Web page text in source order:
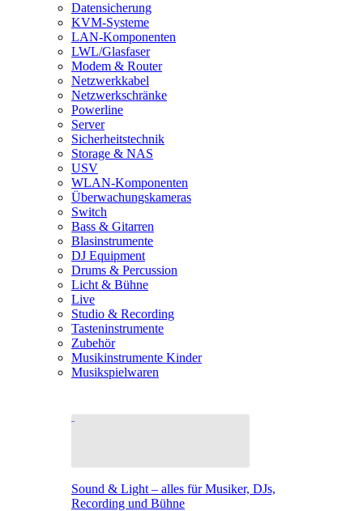
Datensicherung
KVM-Systeme
LAN-Komponenten
LWL/Glasfaser
Modem & Router
Netzwerkkabel
Netzwerkschränke
Powerline
Server
Sicherheitstechnik
Storage & NAS
USV
WLAN-Komponenten
Überwachungskameras
Switch
Bass & Gitarren
Blasinstrumente
DJ Equipment
Drums & Percussion
Licht & Bühne
Live
Studio & Recording
Tasteninstrumente
Zubehör
Musikinstrumente Kinder
Musikspielwaren
Sound & Light – alles für Musiker, DJs,
Recording und Bühne